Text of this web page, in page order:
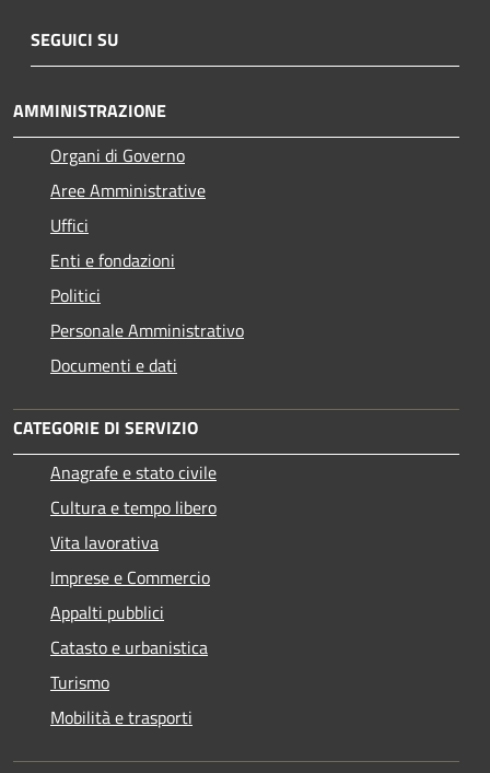
SEGUICI SU
AMMINISTRAZIONE
Organi di Governo
Aree Amministrative
Uffici
Enti e fondazioni
Politici
Personale Amministrativo
Documenti e dati
CATEGORIE DI SERVIZIO
Anagrafe e stato civile
Cultura e tempo libero
Vita lavorativa
Imprese e Commercio
Appalti pubblici
Catasto e urbanistica
Turismo
Mobilità e trasporti